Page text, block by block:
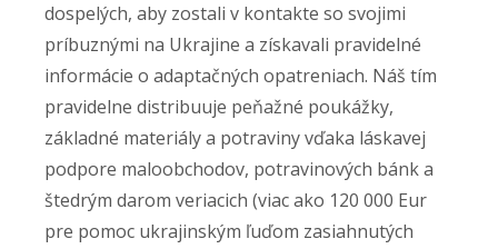
dospelých, aby zostali v kontakte so svojimi
príbuznými na Ukrajine a získavali pravidelné
informácie o adaptačných opatreniach. Náš tím
pravidelne distribuuje peňažné poukážky,
základné materiály a potraviny vďaka láskavej
podpore maloobchodov, potravinových bánk a
štedrým darom veriacich (viac ako 120 000 Eur
pre pomoc ukrajinským ľuďom zasiahnutých